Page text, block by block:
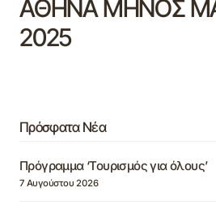
ΑΘΗΝΑ ΜΗΝΟΣ
2025
Πρόσφατα Νέα
Πρόγραμμα ‘Τουρισμός για όλους’
7 Αυγούστου 2026